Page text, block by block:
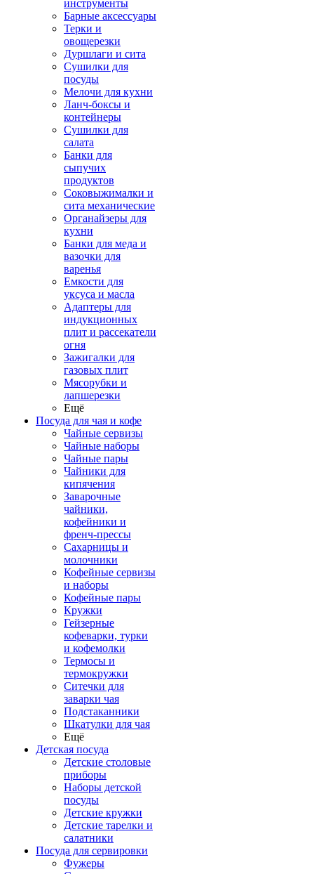
инструменты
Барные аксессуары
Терки и
овощерезки
Дуршлаги и сита
Сушилки для
посуды
Мелочи для кухни
Ланч-боксы и
контейнеры
Сушилки для
салата
Банки для
сыпучих
продуктов
Соковыжималки и
сита механические
Органайзеры для
кухни
Банки для меда и
вазочки для
варенья
Емкости для
уксуса и масла
Адаптеры для
индукционных
плит и рассекатели
огня
Зажигалки для
газовых плит
Мясорубки и
лапшерезки
Ещё
Посуда для чая и кофе
Чайные сервизы
Чайные наборы
Чайные пары
Чайники для
кипячения
Заварочные
чайники,
кофейники и
френч-прессы
Сахарницы и
молочники
Кофейные сервизы
и наборы
Кофейные пары
Кружки
Гейзерные
кофеварки, турки
и кофемолки
Термосы и
термокружки
Ситечки для
заварки чая
Подстаканники
Шкатулки для чая
Ещё
Детская посуда
Детские столовые
приборы
Наборы детской
посуды
Детские кружки
Детские тарелки и
салатники
Посуда для сервировки
Фужеры